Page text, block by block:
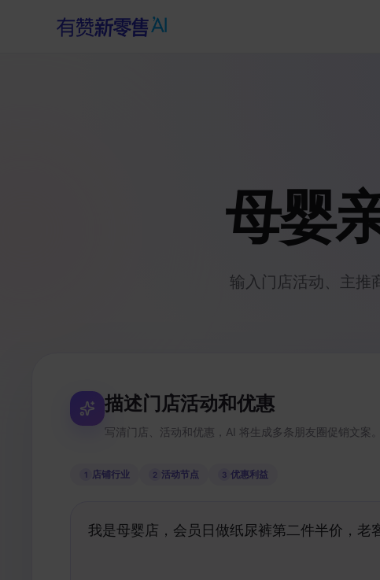
母婴
输入门店活动、主推
描述门店活动和优惠
写清门店、活动和优惠，AI 将生成多条朋友圈促销文案。
1 店铺行业 2 活动节点 3 优惠利益